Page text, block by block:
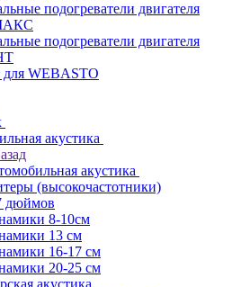
подогреватели двигателя
подогреватели двигателя
для WEBASTO
акустика
акустика
(высокочастотники)
дюймов
8-10см
13 см
16-17 см
20-25 см
акустика